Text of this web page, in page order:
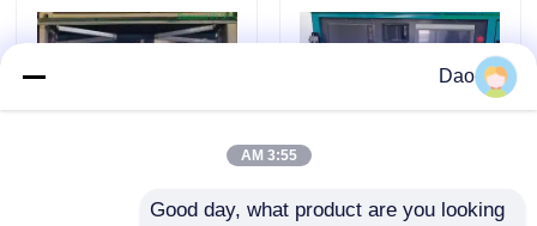
اطلب اقتباس
الأشعة فوق البنفسجية علاجه CIPP
Dao
3:55 AM
Good day, what product are you looking